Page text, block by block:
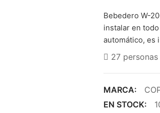
Bebedero W-
instalar en
automático, es
27personas
MARCA:
EN STOCK: